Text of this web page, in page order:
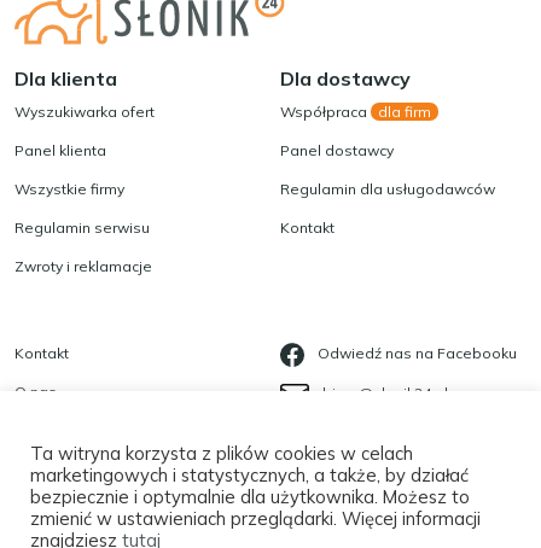
Dla klienta
Wyszukiwarka ofert
Panel klienta
Wszystkie firmy
Regulamin serwisu
Zwroty i reklamacje
Dla dostawcy
Współpraca dla firm
Panel dostawcy
Regulamin dla usługodawców
Kontakt
Kontakt
O nas
Polityka prywatności
Płatności
Odwiedź nas na Facebooku
biuro@slonik24.pl
Ta witryna korzysta z plików cookies w celach
marketingowych i statystycznych, a także, by działać
bezpiecznie i optymalnie dla użytkownika. Możesz to
zmienić w ustawieniach przeglądarki. Więcej informacji
znajdziesz tutaj